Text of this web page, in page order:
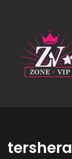
tershera